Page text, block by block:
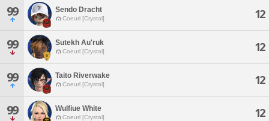
99 Sendo Dracht
Coeurl [Crystal] 12
99 Sutekh Au'ruk
Coeurl [Crystal] 12
99 Taito Riverwake
Coeurl [Crystal] 12
99 Wulfiue White
Coeurl [Crystal] 12